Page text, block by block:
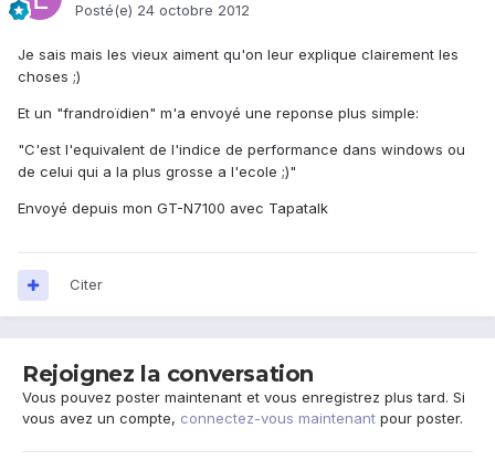
Posté(e) 24 octobre 2012
Je sais mais les vieux aiment qu'on leur explique clairement les
choses ;)
Et un "frandroïdien" m'a envoyé une reponse plus simple:
"C'est l'equivalent de l'indice de performance dans windows ou
de celui qui a la plus grosse a l'ecole ;)"
Envoyé depuis mon GT-N7100 avec Tapatalk
Citer
Rejoignez la conversation
Vous pouvez poster maintenant et vous enregistrez plus tard. Si
vous avez un compte, connectez-vous maintenant pour poster.